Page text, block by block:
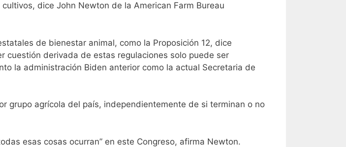
dice John Newton de la American Farm Bureau
de bienestar animal, como la Proposición 12, dice
cuestión derivada de estas regulaciones solo puede ser
la administración Biden anterior como la actual Secretaria de
grupo agrícola del país, independientemente de si terminan o no
esas cosas ocurran” en este Congreso, afirma Newton.